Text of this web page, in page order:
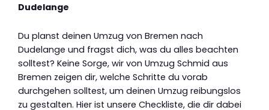
Dudelange
Du planst deinen Umzug von Bremen nach
Dudelange und fragst dich, was du alles beachten
solltest? Keine Sorge, wir von Umzug Schmid aus
Bremen zeigen dir, welche Schritte du vorab
durchgehen solltest, um deinen Umzug reibungslos
zu gestalten. Hier ist unsere Checkliste, die dir dabei